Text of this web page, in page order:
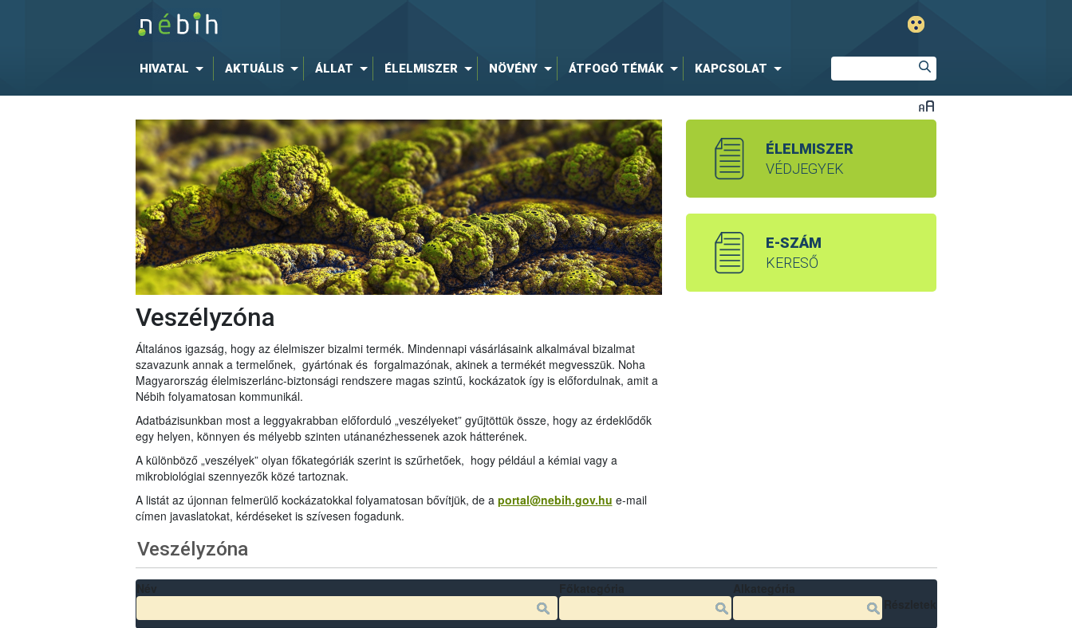
HIVATAL AKTUÁLIS ÁLLAT ÉLELMISZER NÖVÉNY ÁTFOGÓ TÉMÁK KAPCSOLAT
Veszélyzóna
Általános igazság, hogy az élelmiszer bizalmi termék. Mindennapi vásárlásaink alkalmával bizalmat
szavazunk annak a termelőnek, gyártónak és forgalmazónak, akinek a termékét megvesszük. Noha
Magyarország élelmiszerlánc-biztonsági rendszere magas szintű, kockázatok így is előfordulnak, amit a
Nébih folyamatosan kommunikál.
Adatbázisunkban most a leggyakrabban előforduló „veszélyeket” gyűjtöttük össze, hogy az érdeklődők
egy helyen, könnyen és mélyebb szinten utánanézhessenek azok hátterének.
A különböző „veszélyek” olyan főkategóriák szerint is szűrhetőek, hogy például a kémiai vagy a
mikrobiológiai szennyezők közé tartoznak.
A listát az újonnan felmerülő kockázatokkal folyamatosan bővítjük, de a portal@nebih.gov.hu e-mail
címen javaslatokat, kérdéseket is szívesen fogadunk.
ÉLELMISZER
VÉDJEGYEK
E-SZÁM
KERESŐ
Veszélyzóna